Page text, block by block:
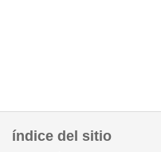
índice del sitio